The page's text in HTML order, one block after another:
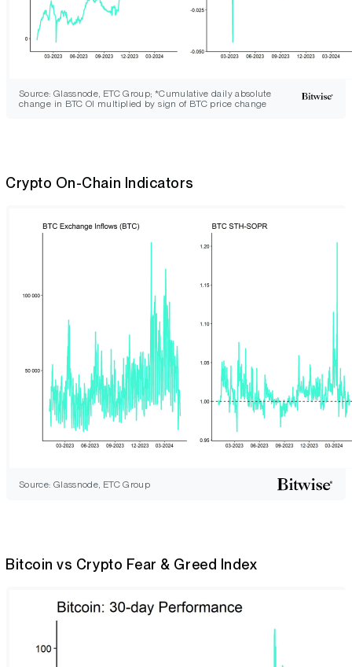
Source: Glassnode, ETC Group; *Cumulative daily absolute
change in BTC OI multiplied by sign of BTC price change
Crypto On-Chain Indicators
Source: Glassnode, ETC Group
Bitcoin vs Crypto Fear & Greed Index